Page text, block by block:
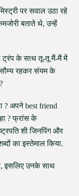
पर सवाल उठा रहे
बताते थे, उन्हें
ट्रंप के साथ तू-तू मैं-मैं में
सौम्य रहकर संयम के
? अपने best friend
? फ्रांस के
शी जिनपिंग और
का इस्तेमाल किया.
इसलिए उनके साथ